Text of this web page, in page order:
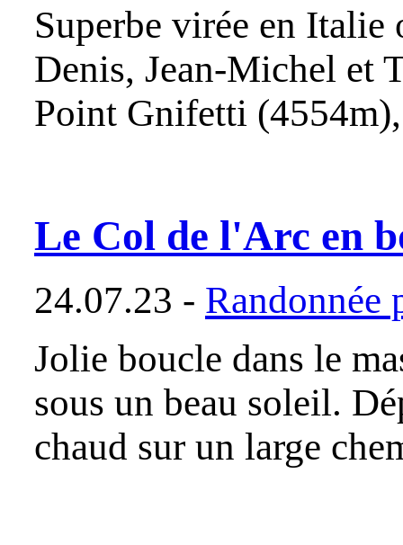
Superbe virée en Italie
Denis, Jean-Michel et
Point Gnifetti
Le Col de l'Arc en
24.07.23 - Randonnée
Jolie boucle dans le
sous un beau soleil.
chaud sur un large